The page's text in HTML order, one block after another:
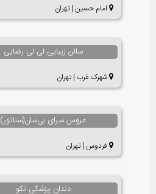
امام حسین | تهران
سالن زیبایی لی لی رضایی
شهرک غرب | تهران
عروس سرای بی‌سان(سناتور)
فردوس | تهران
دندان پزشکی نکو